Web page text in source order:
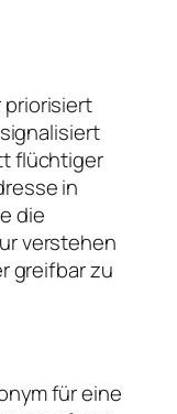
flüchtiger
in
die
verstehen
greifbar zu
für eine